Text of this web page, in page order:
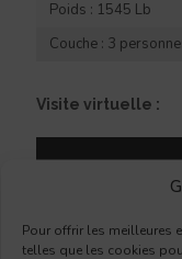
Pour offrir les meilleures
telles que les cookies
Poids : 1545 Lb
Couche : 3
Visite virtuelle :